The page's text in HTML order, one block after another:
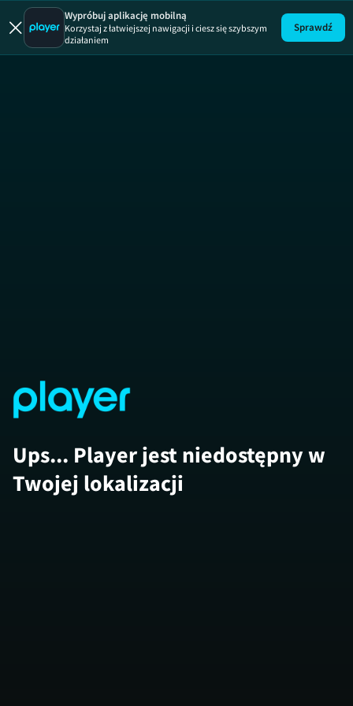
Jak to
Wypróbuj aplikację mobilną
Korzystaj z łatwiejszej nawigacji i ciesz się szybszym
działaniem
Sprawdź
Ups... Player jest niedostępny w
Twojej lokalizacji